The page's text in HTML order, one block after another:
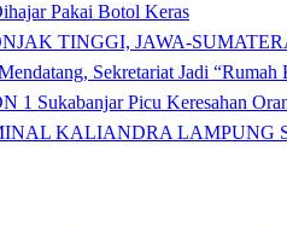
Pakai Botol Keras
TINGGI, JAWA-
Sekretariat Jadi “Rumah
1 Sukabanjar Picu Keresahan
KALIANDRA LAMPUNG